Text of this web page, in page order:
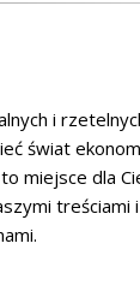
i
świat
miejsce dla
treściami